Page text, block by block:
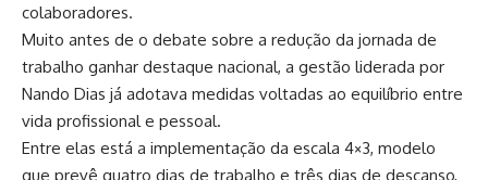
colaboradores.
Muito antes de o debate sobre a redução da jornada de
trabalho ganhar destaque nacional, a gestão liderada por
Nando Dias já adotava medidas voltadas ao equilíbrio entre
vida profissional e pessoal.
Entre elas está a implementação da escala 4×3, modelo
que prevê quatro dias de trabalho e três dias de descanso,